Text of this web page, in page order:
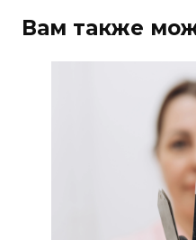
Вам также